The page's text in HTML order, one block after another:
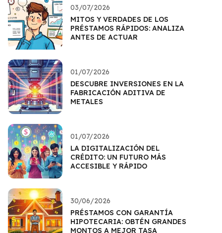
03/07/2026
MITOS Y VERDADES DE LOS
PRÉSTAMOS RÁPIDOS: ANALIZA
ANTES DE ACTUAR
01/07/2026
DESCUBRE INVERSIONES EN LA
FABRICACIÓN ADITIVA DE
METALES
01/07/2026
LA DIGITALIZACIÓN DEL
CRÉDITO: UN FUTURO MÁS
ACCESIBLE Y RÁPIDO
30/06/2026
PRÉSTAMOS CON GARANTÍA
HIPOTECARIA: OBTÉN GRANDES
MONTOS A MEJOR TASA